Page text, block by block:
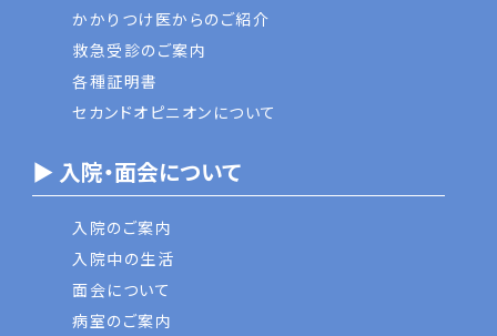
かかりつけ医からのご紹介
救急受診のご案内
各種証明書
セカンドオピニオンについて
▶ 入院・面会について
入院のご案内
入院中の生活
面会について
病室のご案内